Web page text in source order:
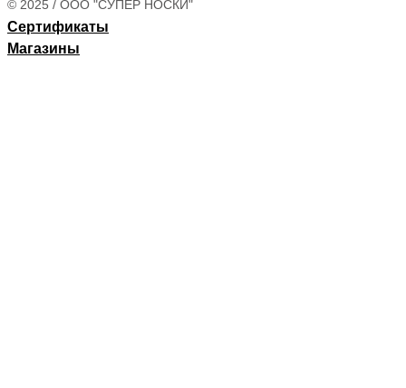
© 2025 / ООО "СУПЕР НОСКИ"
Сертификаты
Магазины